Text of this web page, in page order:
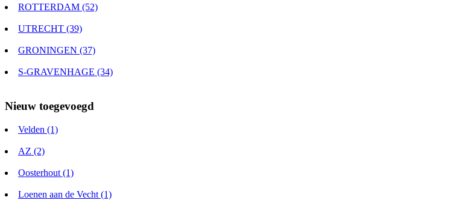
ROTTERDAM (52)
UTRECHT (39)
GRONINGEN (37)
S-GRAVENHAGE (34)
Nieuw toegevoegd
Velden (1)
AZ (2)
Oosterhout (1)
Loenen aan de Vecht (1)